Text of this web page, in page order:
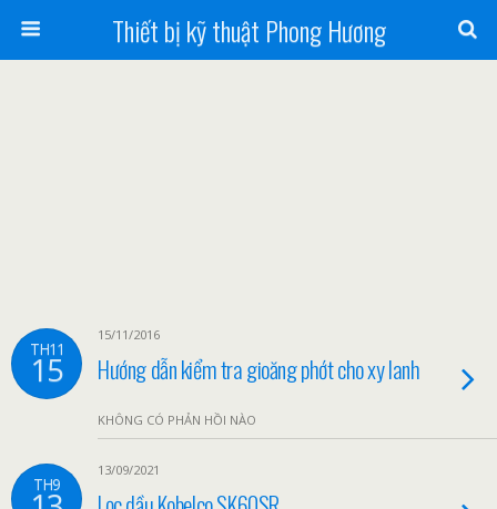
Thiết bị kỹ thuật Phong Hương
TH11
15
15/11/2016
Hướng dẫn kiểm tra gioăng phớt cho xy lanh
KHÔNG CÓ PHẢN HỒI NÀO
TH9
13/09/2021